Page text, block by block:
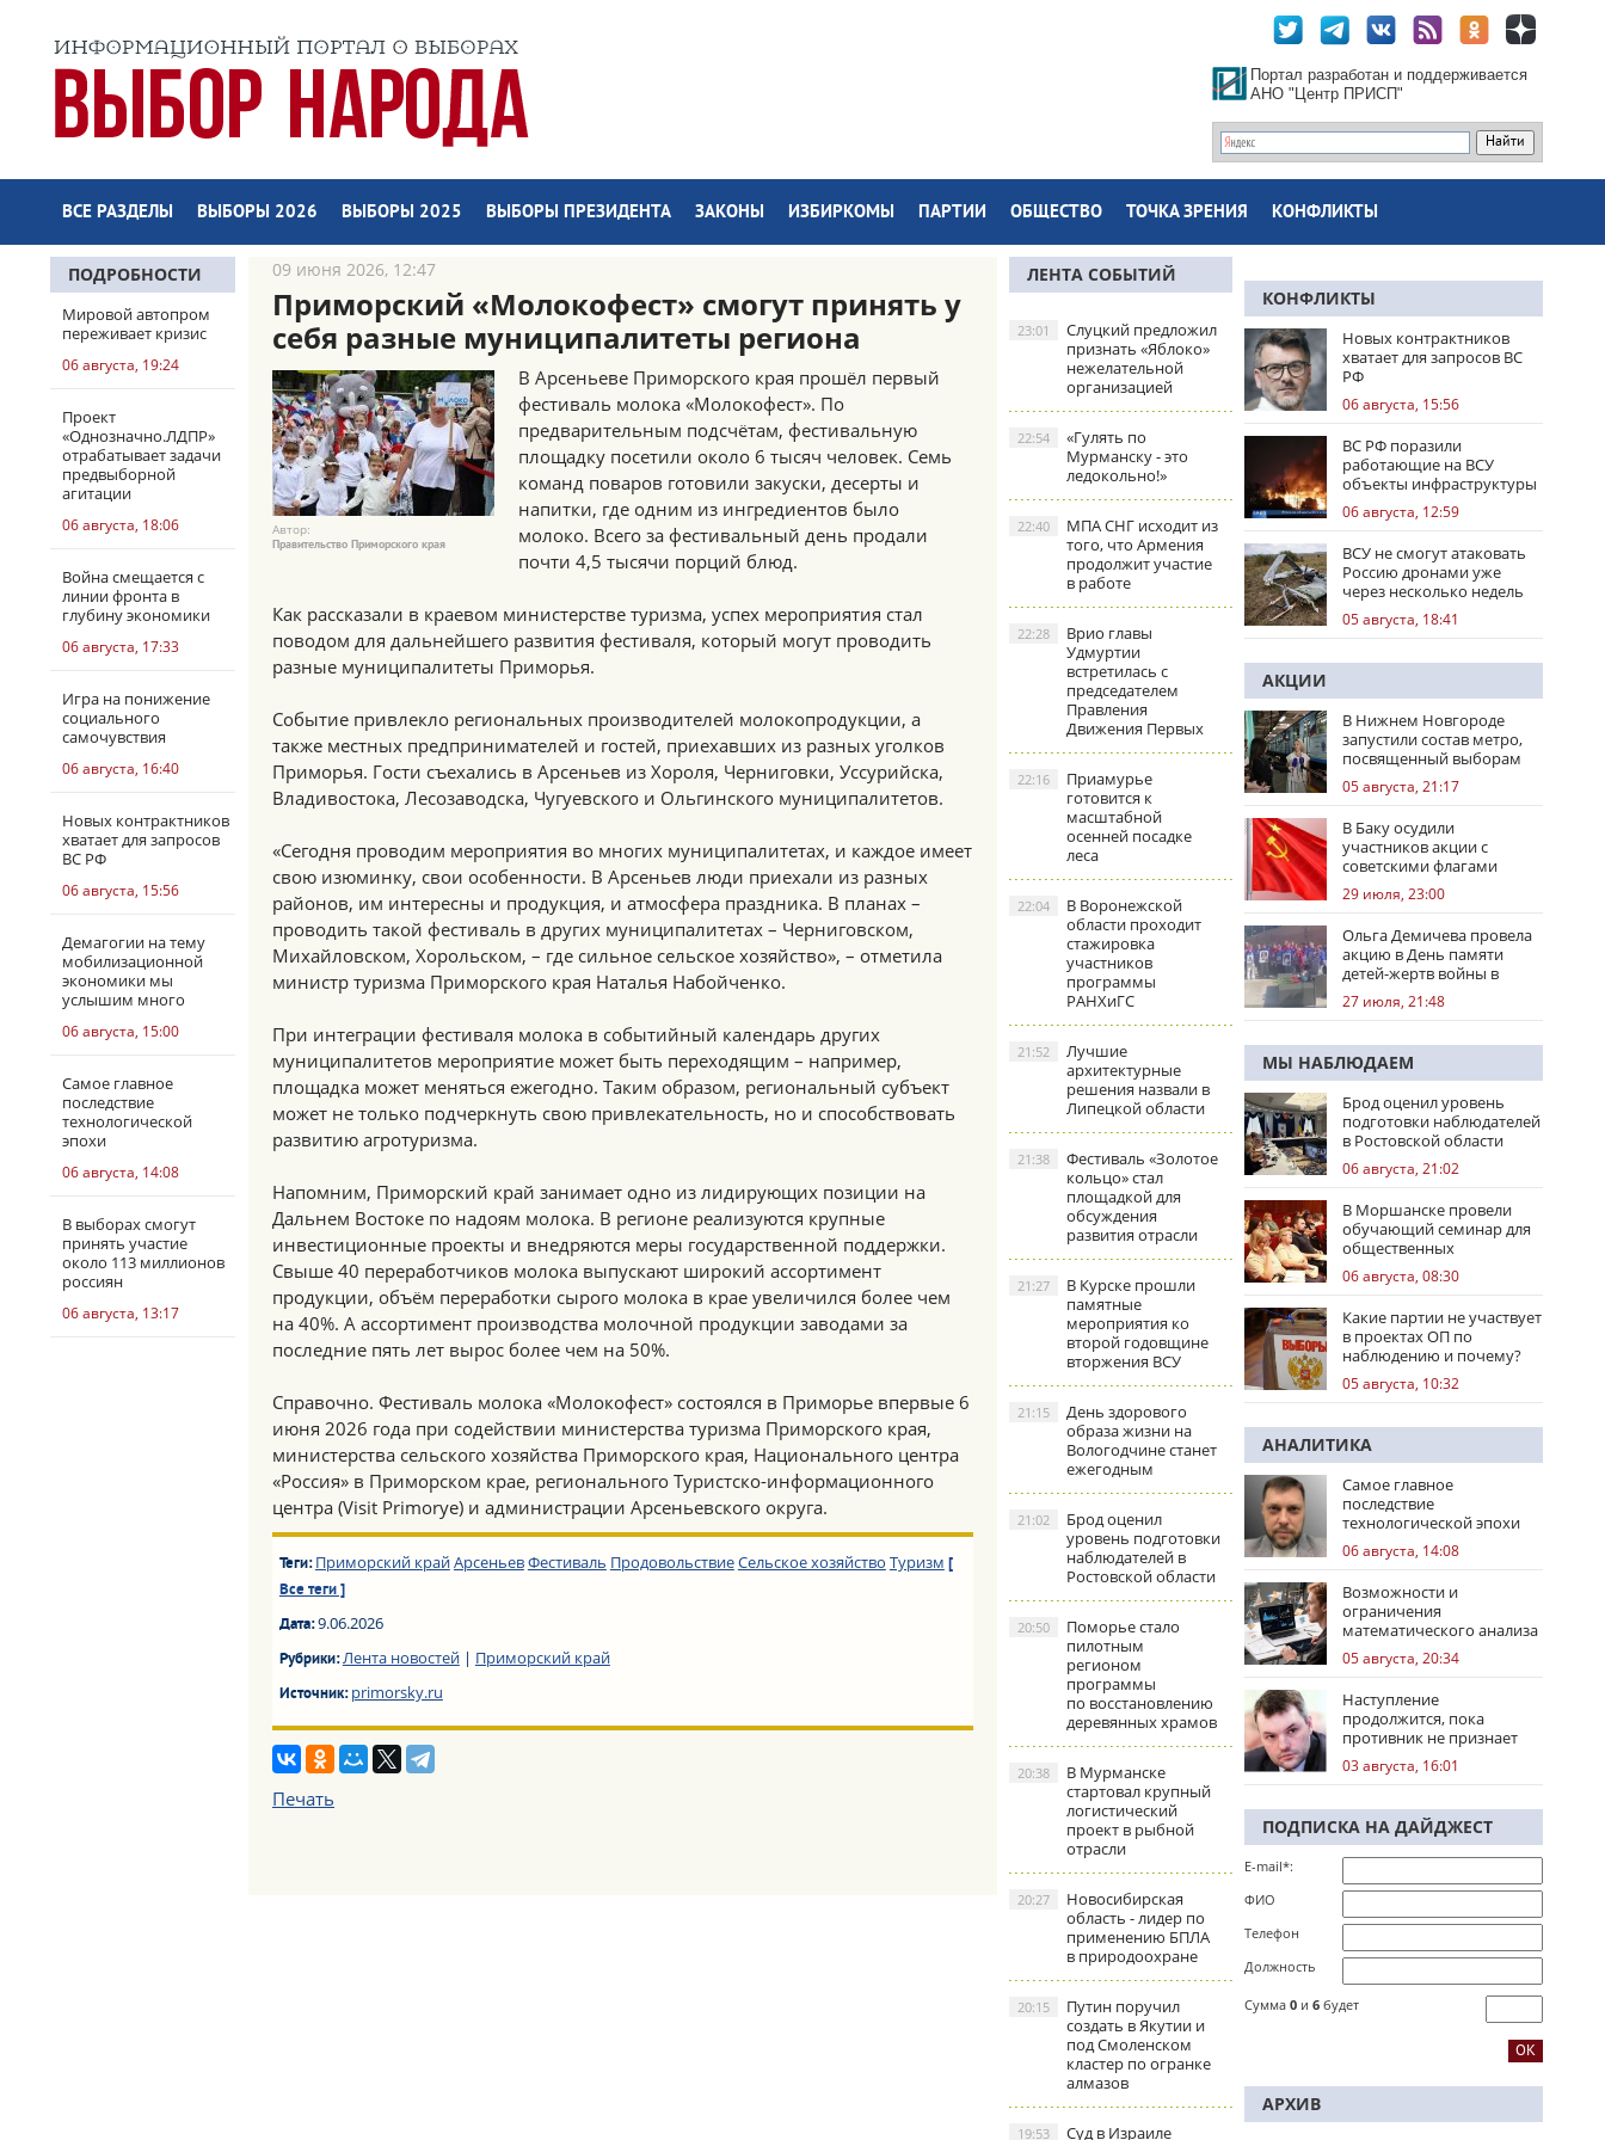
Портал разработан и поддерживается
АНО "Центр ПРИСП"
ВСЕ РАЗДЕЛЫ ВЫБОРЫ 2026 ВЫБОРЫ 2025 ВЫБОРЫ ПРЕЗИДЕНТА ЗАКОНЫ ИЗБИРКОМЫ ПАРТИИ ОБЩЕСТВО ТОЧКА ЗРЕНИЯ КОНФЛИКТЫ
ПОДРОБНОСТИ
Мировой автопром
переживает кризис
06 августа, 19:24
Проект
«Однозначно.ЛДПР»
отрабатывает задачи
предвыборной
агитации
06 августа, 18:06
Война смещается с
линии фронта в
глубину экономики
06 августа, 17:33
Игра на понижение
социального
самочувствия
06 августа, 16:40
Новых контрактников
хватает для запросов
ВС РФ
06 августа, 15:56
Демагогии на тему
мобилизационной
экономики мы
услышим много
06 августа, 15:00
Самое главное
последствие
технологической
эпохи
06 августа, 14:08
В выборах смогут
принять участие
около 113 миллионов
россиян
06 августа, 13:17
09 июня 2026, 12:47
Приморский «Молокофест» смогут принять у
себя разные муниципалитеты региона
Автор:
Правительство Приморского края
В Арсеньеве Приморского края прошёл первый
фестиваль молока «Молокофест». По
предварительным подсчётам, фестивальную
площадку посетили около 6 тысяч человек. Семь
команд поваров готовили закуски, десерты и
напитки, где одним из ингредиентов было
молоко. Всего за фестивальный день продали
почти 4,5 тысячи порций блюд.
Как рассказали в краевом министерстве туризма, успех мероприятия стал
поводом для дальнейшего развития фестиваля, который могут проводить
разные муниципалитеты Приморья.
Событие привлекло региональных производителей молокопродукции, а
также местных предпринимателей и гостей, приехавших из разных уголков
Приморья. Гости съехались в Арсеньев из Хороля, Черниговки, Уссурийска,
Владивостока, Лесозаводска, Чугуевского и Ольгинского муниципалитетов.
«Сегодня проводим мероприятия во многих муниципалитетах, и каждое имеет
свою изюминку, свои особенности. В Арсеньев люди приехали из разных
районов, им интересны и продукция, и атмосфера праздника. В планах –
проводить такой фестиваль в других муниципалитетах – Черниговском,
Михайловском, Хорольском, – где сильное сельское хозяйство», – отметила
министр туризма Приморского края Наталья Набойченко.
При интеграции фестиваля молока в событийный календарь других
муниципалитетов мероприятие может быть переходящим – например,
площадка может меняться ежегодно. Таким образом, региональный субъект
может не только подчеркнуть свою привлекательность, но и способствовать
развитию агротуризма.
Напомним, Приморский край занимает одно из лидирующих позиции на
Дальнем Востоке по надоям молока. В регионе реализуются крупные
инвестиционные проекты и внедряются меры государственной поддержки.
Свыше 40 переработчиков молока выпускают широкий ассортимент
продукции, объём переработки сырого молока в крае увеличился более чем
на 40%. А ассортимент производства молочной продукции заводами за
последние пять лет вырос более чем на 50%.
Справочно. Фестиваль молока «Молокофест» состоялся в Приморье впервые 6
июня 2026 года при содействии министерства туризма Приморского края,
министерства сельского хозяйства Приморского края, Национального центра
«Россия» в Приморском крае, регионального Туристско-информационного
центра (Visit Primorye) и администрации Арсеньевского округа.
Теги: Приморский крайАрсеньевФестиваль ПродовольствиеСельское хозяйство Туризм [
Все теги ]
Дата:9.06.2026
Рубрики:Лента новостей| Приморский край
Источник:primorsky.ru
Печать
ЛЕНТА СОБЫТИЙ
Слуцкий предложил
признать «Яблоко»
нежелательной
организацией
23:01
«Гулять по
Мурманску - это
ледокольно!»
22:54
МПА СНГ исходит из
того, что Армения
продолжит участие
в работе
22:40
Врио главы
Удмуртии
встретилась с
председателем
Правления
Движения Первых
22:28
Приамурье
готовится к
масштабной
осенней посадке
леса
22:16
В Воронежской
области проходит
стажировка
участников
программы
РАНХиГС
22:04
Лучшие
архитектурные
решения назвали в
Липецкой области
21:52
Фестиваль «Золотое
кольцо» стал
площадкой для
обсуждения
развития отрасли
21:38
В Курске прошли
памятные
мероприятия ко
второй годовщине
вторжения ВСУ
21:27
День здорового
образа жизни на
Вологодчине станет
ежегодным
21:15
Брод оценил
уровень подготовки
наблюдателей в
Ростовской области
21:02
Поморье стало
пилотным
регионом
программы
по восстановлению
деревянных храмов
20:50
В Мурманске
стартовал крупный
логистический
проект в рыбной
отрасли
20:38
Новосибирская
область - лидер по
применению БПЛА
в природоохране
20:27
Путин поручил
создать в Якутии и
под Смоленском
кластер по огранке
алмазов
20:15
Суд в Израиле
19:53
КОНФЛИКТЫ
Новых контрактников
хватает для запросов ВС
РФ
06 августа, 15:56
ВС РФ поразили
работающие на ВСУ
объекты инфраструктуры
и центры логистики
06 августа, 12:59
ВСУ не смогут атаковать
Россию дронами уже
через несколько недель
05 августа, 18:41
АКЦИИ
В Нижнем Новгороде
запустили состав метро,
посвященный выборам
05 августа, 21:17
В Баку осудили
участников акции с
советскими флагами
29 июля, 23:00
Ольга Демичева провела
акцию в День памяти
детей-жертв войны в
Донбассе
27 июля, 21:48
МЫ НАБЛЮДАЕМ
Брод оценил уровень
подготовки наблюдателей
в Ростовской области
06 августа, 21:02
В Моршанске провели
обучающий семинар для
общественных
наблюдателей
06 августа, 08:30
Какие партии не участвует
в проектах ОП по
наблюдению и почему?
05 августа, 10:32
АНАЛИТИКА
Самое главное
последствие
технологической эпохи
06 августа, 14:08
Возможности и
ограничения
математического анализа
избирательных кампаний
05 августа, 20:34
Наступление
продолжится, пока
противник не признает
стратегическое
поражение
03 августа, 16:01
ПОДПИСКА НА ДАЙДЖЕСТ
E-mail*:
ФИО
Телефон
Должность
Сумма 0 и 6 будет
АРХИВ